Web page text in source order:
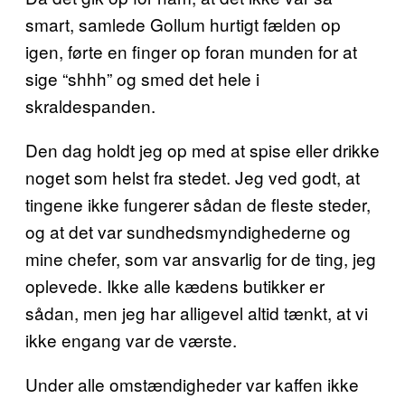
smart, samlede Gollum hurtigt fælden op
igen, førte en finger op foran munden for at
sige “shhh” og smed det hele i
skraldespanden.
Den dag holdt jeg op med at spise eller drikke
noget som helst fra stedet. Jeg ved godt, at
tingene ikke fungerer sådan de fleste steder,
og at det var sundhedsmyndighederne og
mine chefer, som var ansvarlig for de ting, jeg
oplevede. Ikke alle kædens butikker er
sådan, men jeg har alligevel altid tænkt, at vi
ikke engang var de værste.
Under alle omstændigheder var kaffen ikke